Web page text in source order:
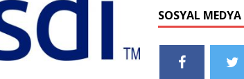
SOSYAL MEDYA